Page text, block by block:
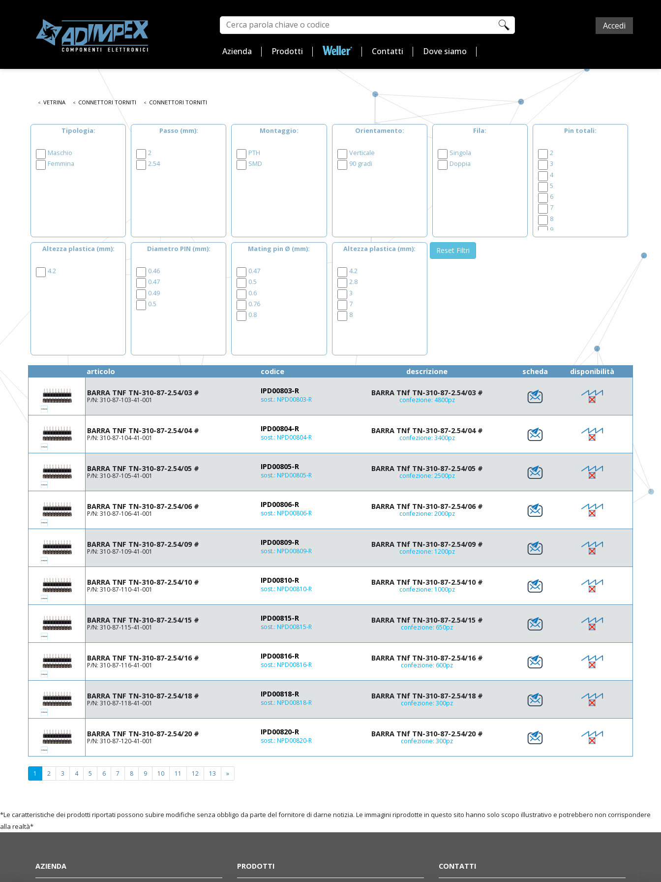
Azienda Prodotti Contatti Dove siamo
Accedi
VETRINA CONNETTORI TORNITI CONNETTORI TORNITI
Tipologia
Maschio
Femmina
Passo (mm)
2
2.54
Montaggio
PTH
SMD
Orientamento
Verticale
90 gradi
Fila
Singola
Doppia
Pin totali
2
3
4
5
6
7
8
9
10
30
72
Altezza plastica (mm)
4.2
Diametro PIN (mm)
0.46
0.47
0.49
0.5
Mating pin Ø (mm)
0.47
0.5
0.6
0.76
0.8
Altezza plastica (mm)
4.2
2.8
3
7
8
Reset Filtri
articolo codice descrizione scheda disponibilità
BARRA TNF TN-310-87-2.54/03 #
P/N: 310-87-103-41-001
IPD00803-R
sost.: NPD00803-R
BARRA TNf TN-310-87-2.54/03 #
confezione: 4800pz
BARRA TNF TN-310-87-2.54/04 #
P/N: 310-87-104-41-001
IPD00804-R
sost.: NPD00804-R
BARRA TNf TN-310-87-2.54/04 #
confezione: 3400pz
BARRA TNF TN-310-87-2.54/05 #
P/N: 310-87-105-41-001
IPD00805-R
sost.: NPD00805-R
BARRA TNf TN-310-87-2.54/05 #
confezione: 2500pz
BARRA TNF TN-310-87-2.54/06 #
P/N: 310-87-106-41-001
IPD00806-R
sost.: NPD00806-R
BARRA TNf TN-310-87-2.54/06 #
confezione: 2000pz
BARRA TNF TN-310-87-2.54/09 #
P/N: 310-87-109-41-001
IPD00809-R
sost.: NPD00809-R
BARRA TNf TN-310-87-2.54/09 #
confezione: 1200pz
BARRA TNF TN-310-87-2.54/10 #
P/N: 310-87-110-41-001
IPD00810-R
sost.: NPD00810-R
BARRA TNf TN-310-87-2.54/10 #
confezione: 1000pz
BARRA TNF TN-310-87-2.54/15 #
P/N: 310-87-115-41-001
IPD00815-R
sost.: NPD00815-R
BARRA TNf TN-310-87-2.54/15 #
confezione: 650pz
BARRA TNF TN-310-87-2.54/16 #
P/N: 310-87-116-41-001
IPD00816-R
sost.: NPD00816-R
BARRA TNf TN-310-87-2.54/16 #
confezione: 600pz
BARRA TNF TN-310-87-2.54/18 #
P/N: 310-87-118-41-001
IPD00818-R
sost.: NPD00818-R
BARRA TNf TN-310-87-2.54/18 #
confezione: 300pz
BARRA TNF TN-310-87-2.54/20 #
P/N: 310-87-120-41-001
IPD00820-R
sost.: NPD00820-R
BARRA TNf TN-310-87-2.54/20 #
confezione: 300pz
1
(current
page)
2 3 4 5 6 7 8 9 10 11 12 13 »
*Le caratteristiche dei prodotti riportati possono subire modifiche senza obbligo da parte del fornitore di darne notizia. Le immagini riprodotte in questo sito hanno solo scopo illustrativo e potrebbero non corrispondere
alla realtà*
AZIENDA PRODOTTI CONTATTI